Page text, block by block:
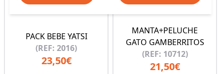
PACK BEBE YATSI
(REF: 2016)
23,50€
MANTA+PELUCHE
GATO GAMBERRITOS
(REF: 10712)
21,50€